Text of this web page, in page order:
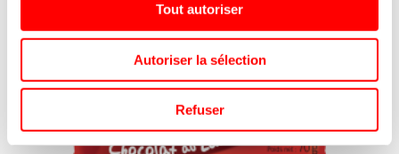
Tout autoriser
Autoriser la sélection
Refuser